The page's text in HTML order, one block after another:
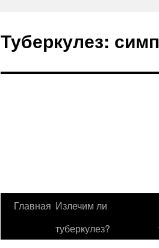
Туберкулез:
Главная Излечим ли
туберкулез?